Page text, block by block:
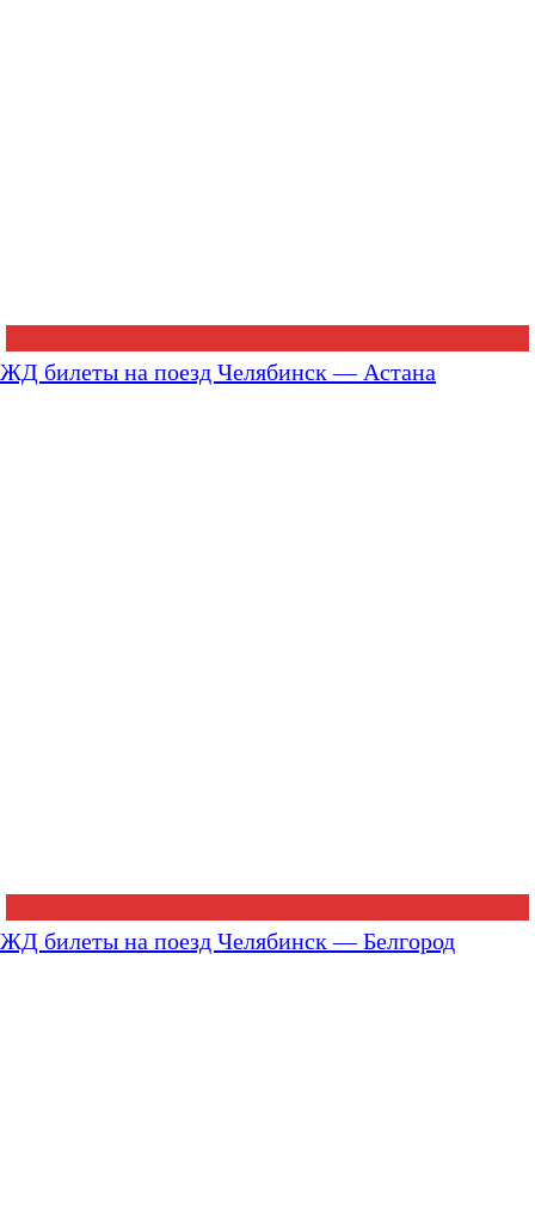
ЖД билеты на поезд Челябинск — Астана
ЖД билеты на поезд Челябинск — Белгород